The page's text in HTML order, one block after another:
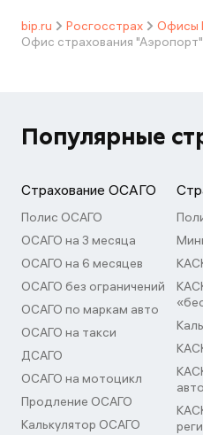
bip.ru Росгосстрах
Офисы
Офис страхования "Аэропорт"
Популярные
Страхование ОСАГО
Полис ОСАГО
ОСАГО на 3 месяца
ОСАГО на 6 месяцев
ОСАГО без ограничений
ОСАГО по маркам авто
ОСАГО на такси
ДСАГО
ОСАГО на мотоцикл
Продление ОСАГО
Калькулятор ОСАГО